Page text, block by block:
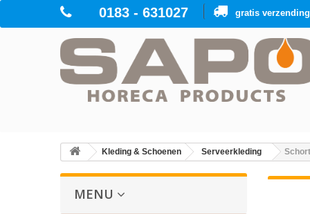
0183 - 631027 gratis
Kleding & Schoenen Serveerkleding
MENU